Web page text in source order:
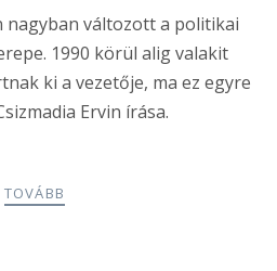
nagyban változott a politikai
1990 körül alig valakit
ki a vezetője, ma ez egyre
Ervin írása.
TOVÁBB